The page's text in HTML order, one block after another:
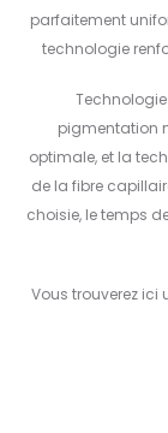
parfaitement
technologie
pigmentation
optimale, et la
de la fibre
choisie, le temps
Vous trouverez ici